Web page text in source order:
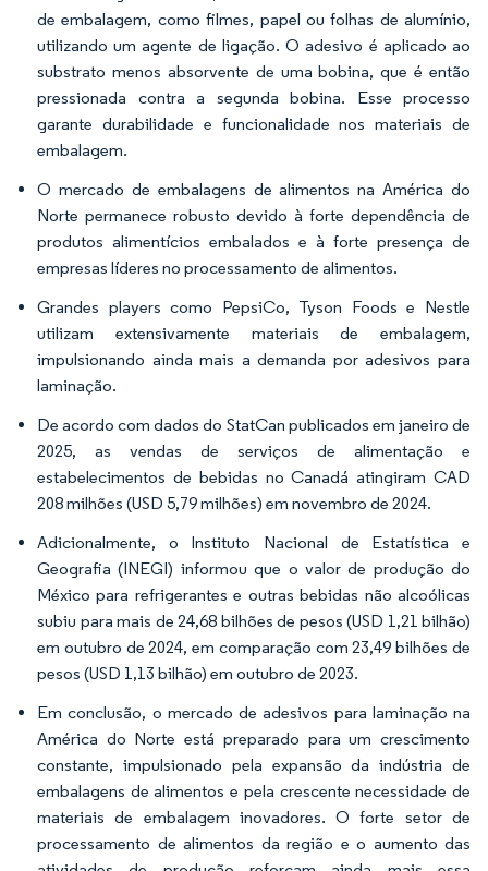
de embalagem, como filmes, papel ou folhas de alumínio,
utilizando um agente de ligação. O adesivo é aplicado ao
substrato menos absorvente de uma bobina, que é então
pressionada contra a segunda bobina. Esse processo
garante durabilidade e funcionalidade nos materiais de
embalagem.
O mercado de embalagens de alimentos na América do
Norte permanece robusto devido à forte dependência de
produtos alimentícios embalados e à forte presença de
empresas líderes no processamento de alimentos.
Grandes players como PepsiCo, Tyson Foods e Nestle
utilizam extensivamente materiais de embalagem,
impulsionando ainda mais a demanda por adesivos para
laminação.
De acordo com dados do StatCan publicados em janeiro de
2025, as vendas de serviços de alimentação e
estabelecimentos de bebidas no Canadá atingiram CAD
208 milhões (USD 5,79 milhões) em novembro de 2024.
Adicionalmente, o Instituto Nacional de Estatística e
Geografia (INEGI) informou que o valor de produção do
México para refrigerantes e outras bebidas não alcoólicas
subiu para mais de 24,68 bilhões de pesos (USD 1,21 bilhão)
em outubro de 2024, em comparação com 23,49 bilhões de
pesos (USD 1,13 bilhão) em outubro de 2023.
Em conclusão, o mercado de adesivos para laminação na
América do Norte está preparado para um crescimento
constante, impulsionado pela expansão da indústria de
embalagens de alimentos e pela crescente necessidade de
materiais de embalagem inovadores. O forte setor de
processamento de alimentos da região e o aumento das